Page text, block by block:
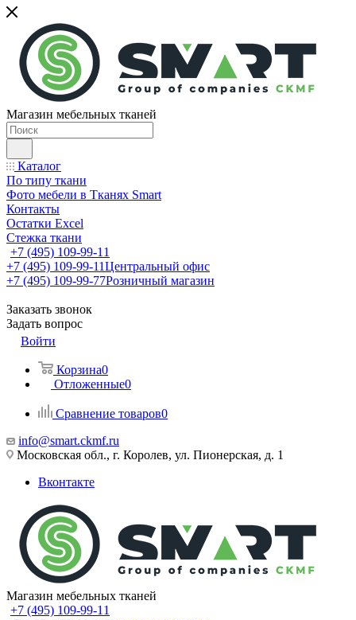
Магазин мебельных тканей
Каталог
По типу ткани
Фото мебели в Тканях Smart
Контакты
Остатки Excel
Стежка ткани
+7 (495) 109-99-11
+7 (495) 109-99-11Центральный офис
+7 (495) 109-99-77Розничный магазин
Заказать звонок
Задать вопрос
Войти
Корзина0
Отложенные0
Сравнение товаров0
info@smart.ckmf.ru
Московская обл., г. Королев, ул. Пионерская, д. 1
Вконтакте
Магазин мебельных тканей
+7 (495) 109-99-11